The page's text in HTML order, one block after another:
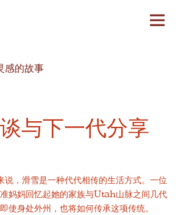
切换
感的故事
与下一代分享
，滑雪是一种代代相传的生活方式。一位
妈妈回忆起她的家族与Utah山脉之间几代
使身处外州，也将如何传承这项传统。